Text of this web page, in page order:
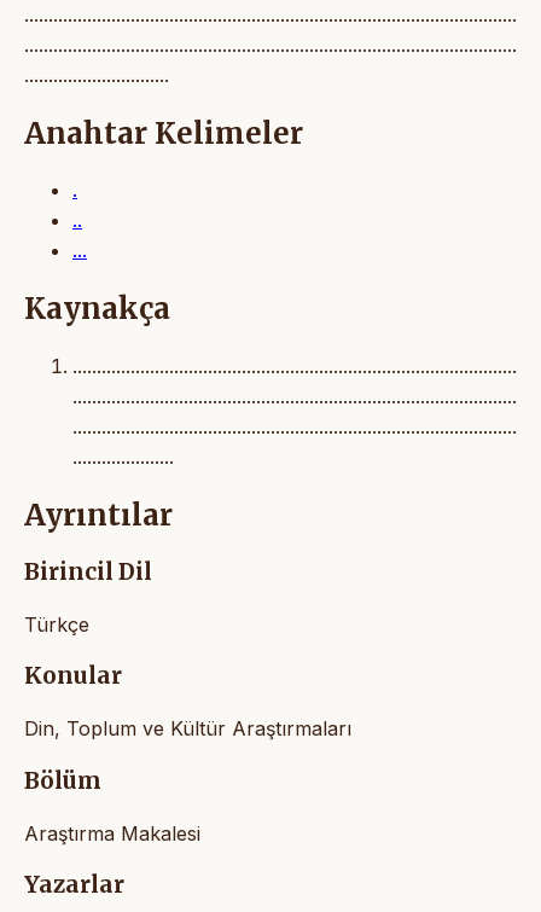
......................................................................................................
......................................................................................................
..............................
Anahtar Kelimeler
.
..
...
Kaynakça
............................................................................................
............................................................................................
............................................................................................
.....................
Ayrıntılar
Birincil Dil
Türkçe
Konular
Din, Toplum ve Kültür Araştırmaları
Bölüm
Araştırma Makalesi
Yazarlar